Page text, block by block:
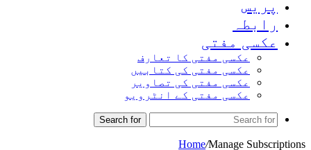
پریس
رابطہ
عکسی مفتی
عکسی مفتی کا تعارف
عکسی مفتی کی کتابیں
عکسی مفتی کی تصاویر
عکسی مفتی کے انٹرویو
Search for
Home/Manage Subscriptions